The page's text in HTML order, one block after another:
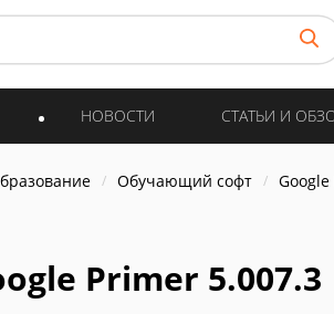
НОВОСТИ СТАТЬИ И
Обучающий софт
Primer 5.007.3